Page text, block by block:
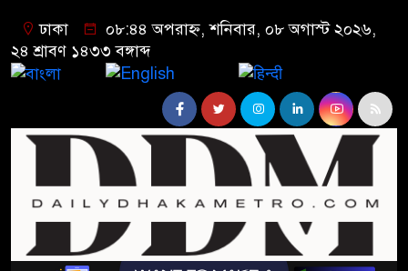
ঢাকা
০৮:৪৪ অপরাহ্ন, শনিবার, ০৮ অগাস্ট ২০২৬,
২৪ শ্রাবণ ১৪৩৩ বঙ্গাব্দ